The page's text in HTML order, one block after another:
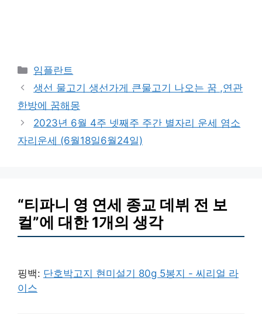
카
테
고
리
임플란트
생선 물고기 생선가게 큰물고기 나오는 꿈 ,연관
한방에 꿈해몽
2023년 6월 4주 넷째주 주간 별자리 운세 염소
자리운세 (6월18일6월24일)
“티파니 영 연세 종교 데뷔 전 보
컬”에 대한 1개의 생각
핑백: 단호박고지 현미설기 80g 5봉지 - 씨리얼 라
이스